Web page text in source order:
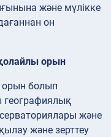
және мүлікке
он
орын
орын болып
географиялық
және
және зерттеу